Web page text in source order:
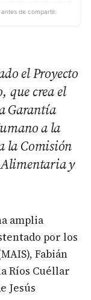
de compartir.
el Proyecto
que crea el
Garantía
a la
la Comisión
y
amplia
por los
Fabián
Ríos Cuéllar
Jesús